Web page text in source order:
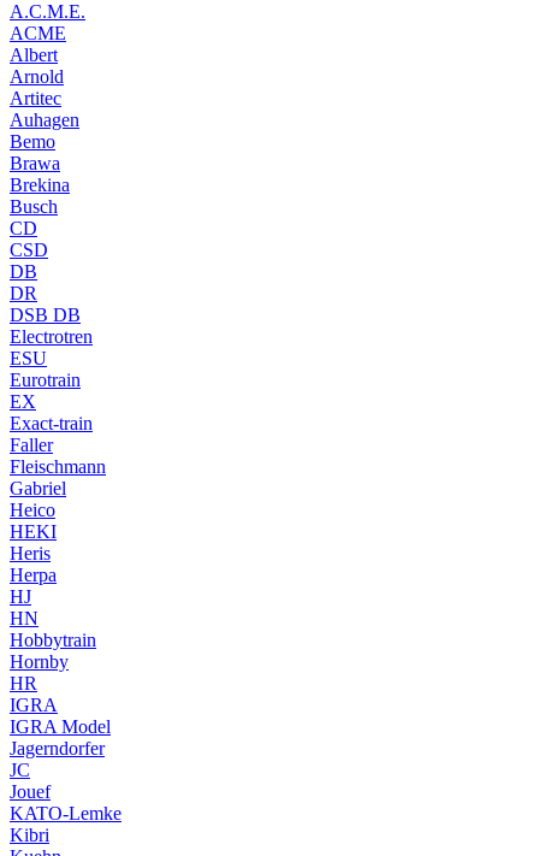
A.C.M.E.
ACME
Albert
Arnold
Artitec
Auhagen
Bemo
Brawa
Brekina
Busch
CD
CSD
DB
DR
DSB DB
Electrotren
ESU
Eurotrain
EX
Exact-train
Faller
Fleischmann
Gabriel
Heico
HEKI
Heris
Herpa
HJ
HN
Hobbytrain
Hornby
HR
IGRA
IGRA Model
Jagerndorfer
JC
Jouef
KATO-Lemke
Kibri